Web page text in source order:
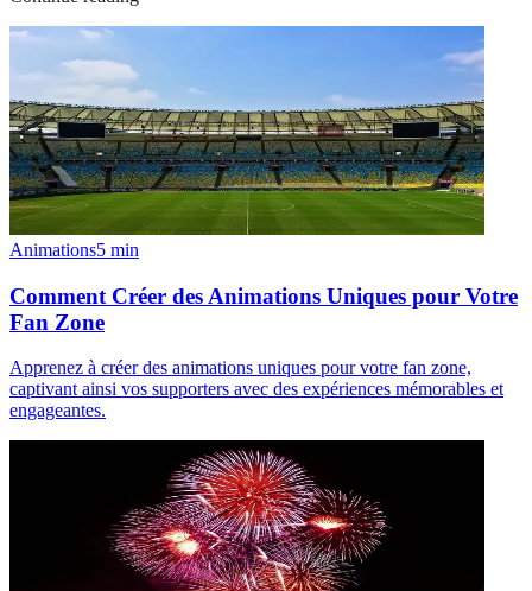
Animations5 min
Comment Créer des Animations Uniques pour Votre
Fan Zone
Apprenez à créer des animations uniques pour votre fan zone,
captivant ainsi vos supporters avec des expériences mémorables et
engageantes.